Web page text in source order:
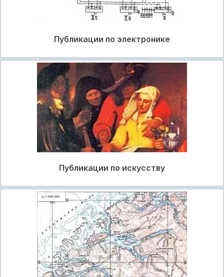
Публикации по электронике
Публикации по искусству